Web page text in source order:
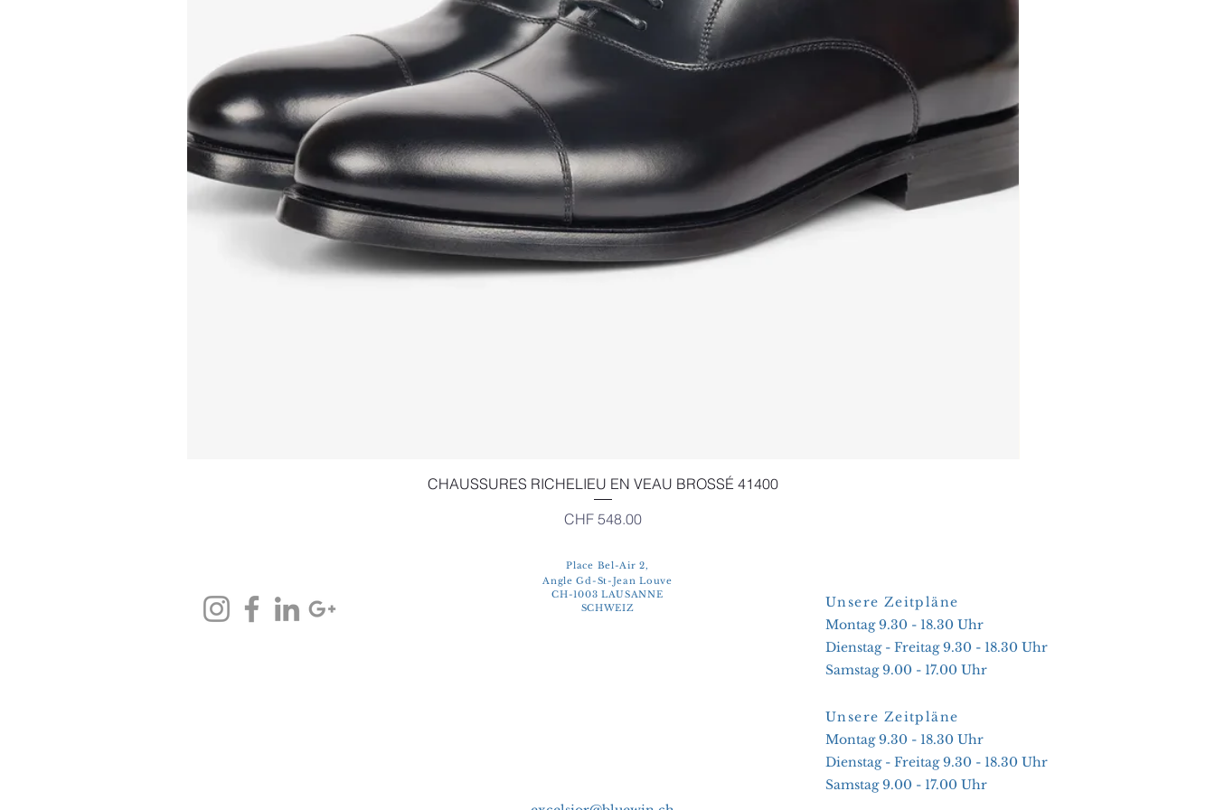
Schnellansicht
CHAUSSURES RICHELIEU EN VEAU BROSSÉ 41400
Preis
CHF 548.00
Place Bel-Air 2,
Angle Gd-St-Jean Louve
CH-1003 LAUSANNE
SCHWEIZ
Unsere Zeitpläne
Montag 9.30 - 18.30 Uhr
Dienstag - Freitag 9.30 - 18.30 Uhr
Samstag 9.00 - 17.00 Uhr
Unsere Zeitpläne
Montag 9.30 - 18.30 Uhr
Dienstag - Freitag 9.30 - 18.30 Uhr
Samstag 9.00 - 17.00 Uhr